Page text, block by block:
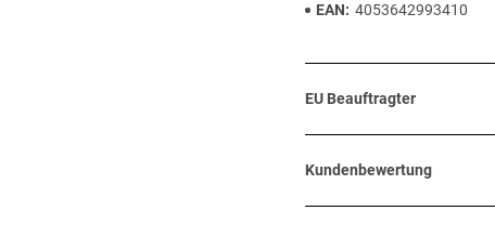
EAN
4053642993410
EU Beauftragter
Kundenbewertung